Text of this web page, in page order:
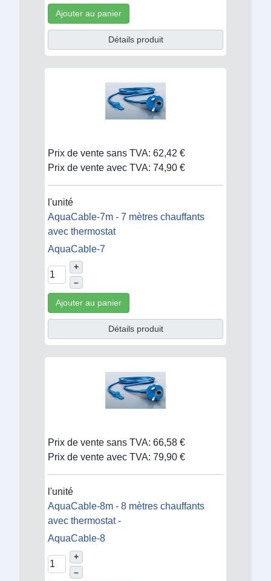
Ajouter au panier
Détails produit
Prix de vente sans TVA: 62,42 €
Prix de vente avec TVA: 74,90 €
l'unité
AquaCable-7m - 7 mètres chauffants
avec thermostat
AquaCable-7
+
–
Ajouter au panier
Détails produit
Prix de vente sans TVA: 66,58 €
Prix de vente avec TVA: 79,90 €
l'unité
AquaCable-8m - 8 mètres chauffants
avec thermostat -
AquaCable-8
+
–